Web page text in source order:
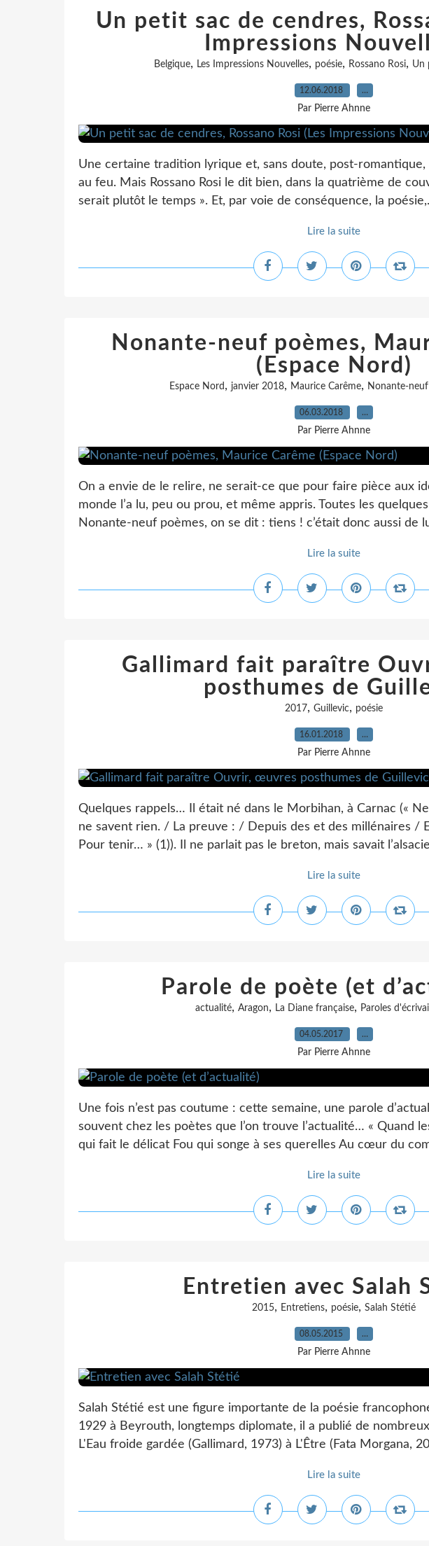
Un petit sac de cendres,
Impressions
Belgique, Les Impressions Nouvelles, poésie, Rossano Rosi, Un
12.06.2018 …
Par Pierre Ahnne
Une certaine tradition lyrique et, sans doute, post-romantique,
au feu. Mais Rossano Rosi le dit bien, dans la quatrième de
serait plutôt le temps ». Et, par voie de conséquence, la
Lire la suite
Nonante-neuf poèmes,
(Espace Nord)
Espace Nord , janvier 2018, Maurice Carême, Nonante-
06.03.2018 …
Par Pierre Ahnne
On a envie de le relire, ne serait-ce que pour faire pièce aux
monde l’a lu, peu ou prou, et même appris. Toutes les
Nonante-neuf poèmes, on se dit : tiens ! c’était donc aussi de
Lire la suite
Gallimard fait paraître
posthumes de
2017, Guillevic, poésie
16.01.2018 …
Par Pierre Ahnne
Quelques rappels… Il était né dans le Morbihan, à Carnac («
ne savent rien. / La preuve : / Depuis des et des millénaires /
Pour tenir… » (1)). Il ne parlait pas le breton, mais savait
Lire la suite
Parole de poète (et
actualité, Aragon, La Diane française, Paroles
04.05.2017 …
Par Pierre Ahnne
Une fois n’est pas coutume : cette semaine, une parole
souvent chez les poètes que l’on trouve l’actualité… « Quand
qui fait le délicat Fou qui songe à ses querelles Au cœur du
Lire la suite
Entretien avec Salah
2015, Entretiens, poésie, Salah Stétié
08.05.2015 …
Par Pierre Ahnne
Salah Stétié est une figure importante de la poésie
1929 à Beyrouth, longtemps diplomate, il a publié de
L'Eau froide gardée (Gallimard, 1973) à L'Être (Fata Morgana,
Lire la suite